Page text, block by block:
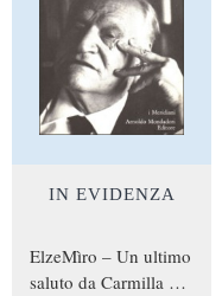
IN EVIDENZA
ElzeMìro – Un ultimo
saluto da Carmilla a